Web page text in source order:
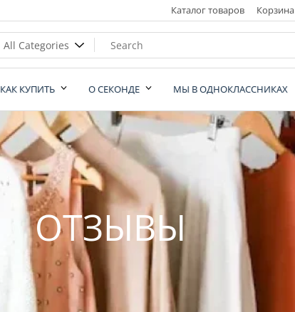
Каталог товаров Корзина
КАК КУПИТЬ О СЕКОНДЕ МЫ В ОДНОКЛАССНИКАХ
ОТЗЫВЫ